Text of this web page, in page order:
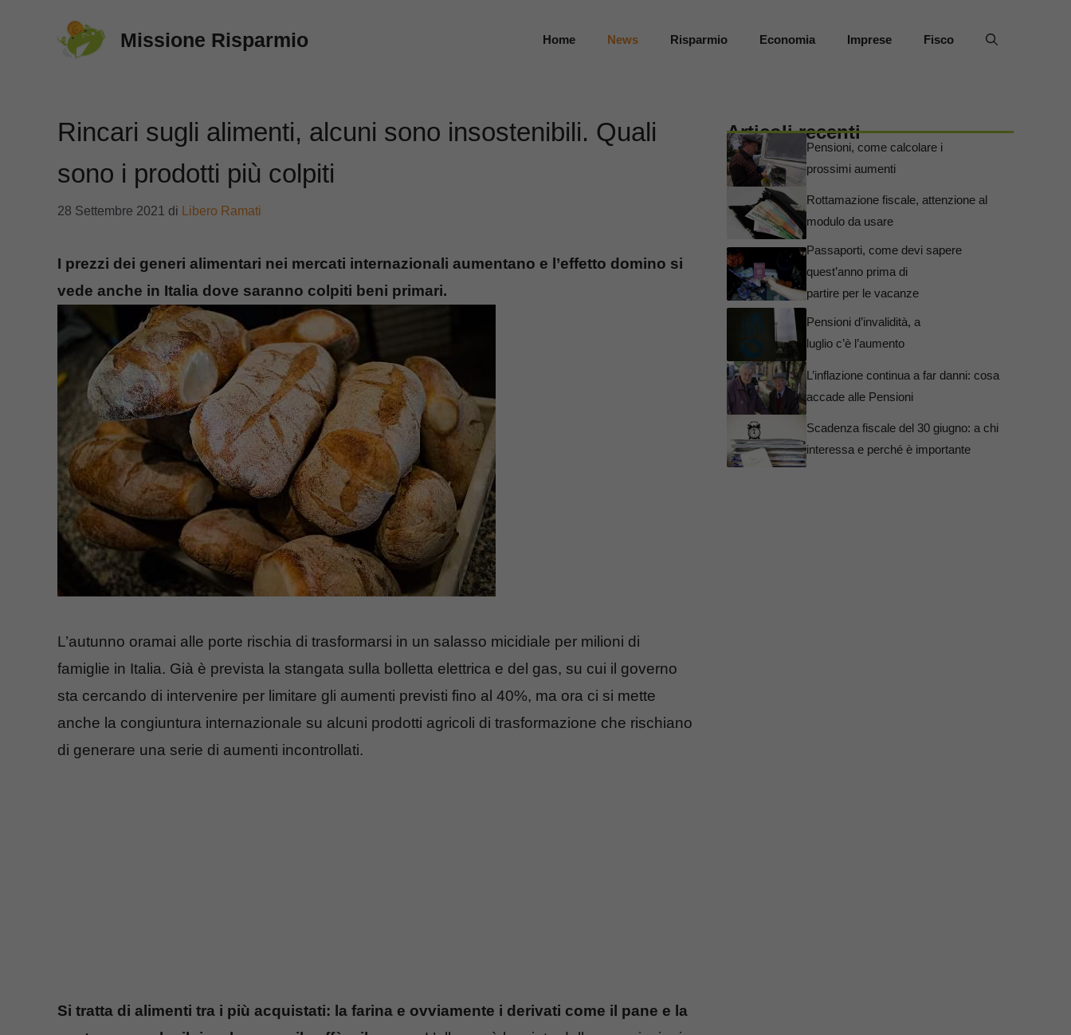
Missione Risparmio Home News Risparmio Economia Imprese Fisco
Rincari sugli alimenti, alcuni sono insostenibili. Quali
sono i prodotti più colpiti
28 Settembre 2021 di Libero Ramati
I prezzi dei generi alimentari nei mercati internazionali aumentano e l’effetto domino si
vede anche in Italia dove saranno colpiti beni primari.
L’autunno oramai alle porte rischia di trasformarsi in un salasso micidiale per milioni di
famiglie in Italia. Già è prevista la stangata sulla bolletta elettrica e del gas, su cui il governo
sta cercando di intervenire per limitare gli aumenti previsti fino al 40%, ma ora ci si mette
anche la congiuntura internazionale su alcuni prodotti agricoli di trasformazione che rischiano
di generare una serie di aumenti incontrollati.
Si tratta di alimenti tra i più acquistati: la farina e ovviamente i derivati come il pane e la
Articoli recenti
Pensioni, come calcolare i
prossimi aumenti
Rottamazione fiscale, attenzione al
modulo da usare
Passaporti, come devi sapere
quest’anno prima di
partire per le vacanze
Pensioni d’invalidità, a
luglio c’è l’aumento
L’inflazione continua a far danni: cosa
accade alle Pensioni
Scadenza fiscale del 30 giugno: a chi
interessa e perché è importante